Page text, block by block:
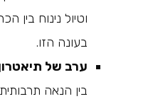
וטיול נינוח בין
בעונה הזו.
ערב של
בין הנאה